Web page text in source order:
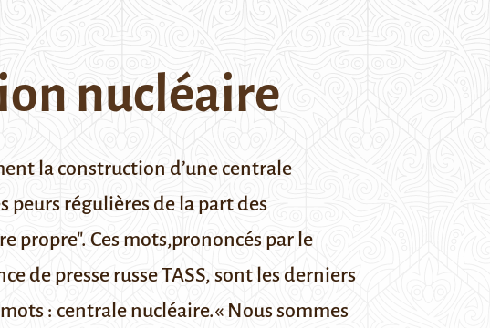
nucléaire
la construction d’une centrale
peurs régulières de la part des
propre". Ces mots,prononcés par le
de presse russeTASS, sont les derniers
: centrale nucléaire.« Nous sommes